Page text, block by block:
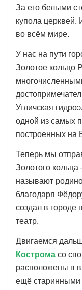
За его белыми
купола церквей.
во всём мире.
У нас на пути
Золотое кольцо
Угличская
одной из самых
построенных на
Теперь мы
Золотого кольца
называют
благодаря
создал в
театр.
Двигаемся
Костромасо
расположены в
ещё старинными